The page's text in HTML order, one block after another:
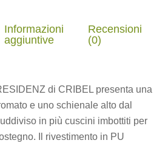
Informazioni
aggiuntive
Recensioni
(0)
di CRIBEL presenta una
e uno schienale alto dal
in più cuscini imbottiti per
Il rivestimento in PU